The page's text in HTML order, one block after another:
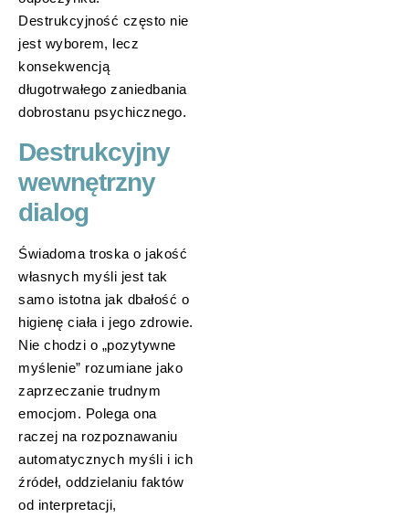
Destrukcyjność często nie
jest wyborem, lecz
konsekwencją
długotrwałego zaniedbania
dobrostanu psychicznego.
Destrukcyjny
wewnętrzny
dialog
Świadoma troska o jakość
własnych myśli jest tak
samo istotna jak dbałość o
higienę ciała i jego zdrowie.
Nie chodzi o „pozytywne
myślenie” rozumiane jako
zaprzeczanie trudnym
emocjom. Polega ona
raczej na rozpoznawaniu
automatycznych myśli i ich
źródeł, oddzielaniu faktów
od interpretacji,